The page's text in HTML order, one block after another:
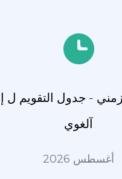
- جدول التقويم ل
آلغوي
أغسطس 2026